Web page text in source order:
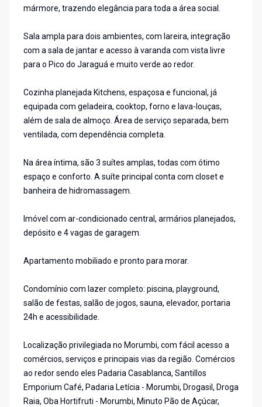
mármore, trazendo elegância para toda a área social.
Sala ampla para dois ambientes, com lareira, integração
com a sala de jantar e acesso à varanda com vista livre
para o Pico do Jaraguá e muito verde ao redor.
Cozinha planejada Kitchens, espaçosa e funcional, já
equipada com geladeira, cooktop, forno e lava-louças,
além de sala de almoço. Área de serviço separada, bem
ventilada, com dependência completa.
Na área íntima, são 3 suítes amplas, todas com ótimo
espaço e conforto. A suíte principal conta com closet e
banheira de hidromassagem.
Imóvel com ar-condicionado central, armários planejados,
depósito e 4 vagas de garagem.
Apartamento mobiliado e pronto para morar.
Condomínio com lazer completo: piscina, playground,
salão de festas, salão de jogos, sauna, elevador, portaria
24h e acessibilidade.
Localização privilegiada no Morumbi, com fácil acesso a
comércios, serviços e principais vias da região. Comércios
ao redor sendo eles Padaria Casablanca, Santillos
Emporium Café, Padaria Letícia - Morumbi, Drogasil, Droga
Raia, Oba Hortifruti - Morumbi, Minuto Pão de Açúcar,